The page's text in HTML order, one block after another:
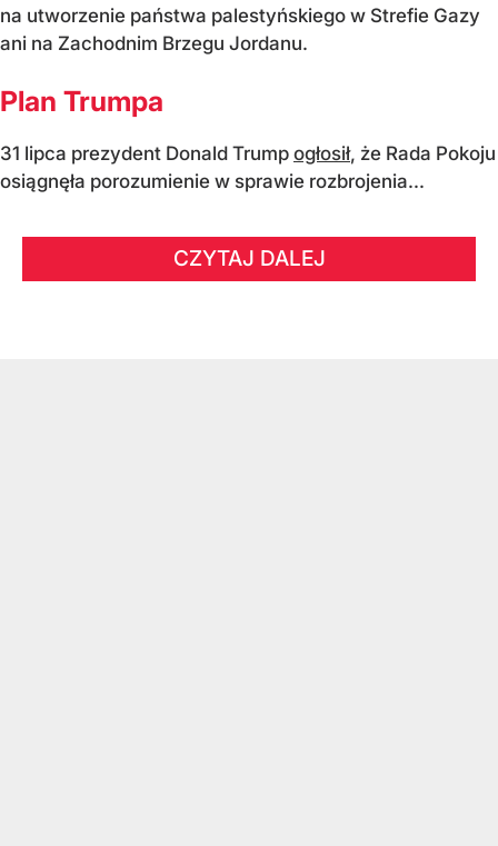
na utworzenie państwa palestyńskiego w Strefie Gazy
ani na Zachodnim Brzegu Jordanu.
Plan Trumpa
31 lipca prezydent Donald Trump ogłosił, że Rada Pokoju
osiągnęła porozumienie w sprawie rozbrojenia...
CZYTAJ DALEJ